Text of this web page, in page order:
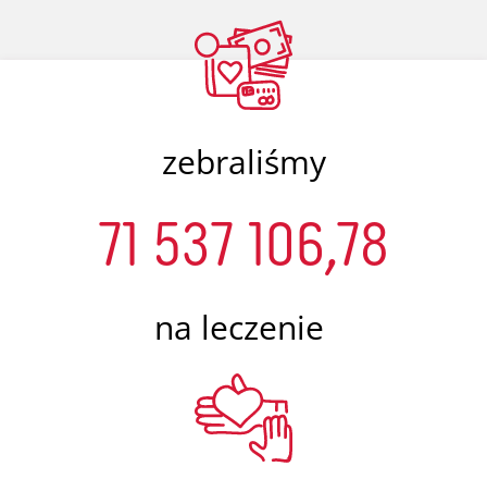
zebraliśmy
71 537 106,78
na leczenie